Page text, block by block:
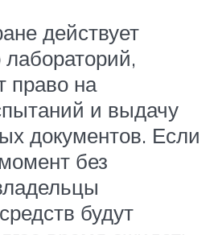
действует
право на
и выдачу
документов. Если
без
будут